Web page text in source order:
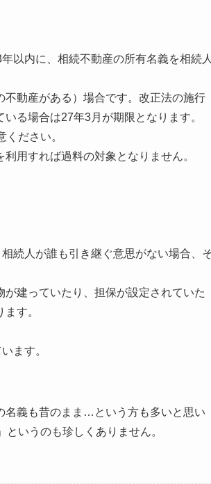
以内に、相続不動産の所有名義を相続
動産がある）場合です。改正法の施行
る場合は27年3月が期限となります。
ださい。
用すれば過料の対象となりません。
続人が誰も引き継ぐ意思がない場合、
建っていたり、担保が設定されていた
す。
ます。
義も昔のまま…という方も多いと思い
いうのも珍しくありません。